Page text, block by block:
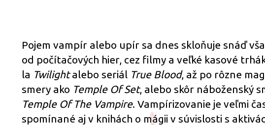
na
Pojem vampír alebo upír sa dnes skloňuje snáď
od počítačových hier, cez filmy a veľké kasové
la Twilightalebo seriál True Blood, až po rôzne
smery ako Temple Of Set, alebo skôr náboženský
Temple Of The Vampire. Vampírizovanie je veľmi
spomínané aj v knihách o mágii v súvislosti s